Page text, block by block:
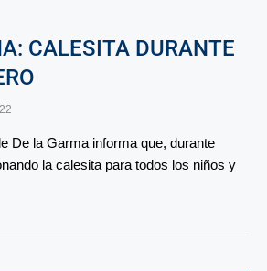
CALESITA DURANTE
De la Garma informa que, durante
la calesita para todos los niños y